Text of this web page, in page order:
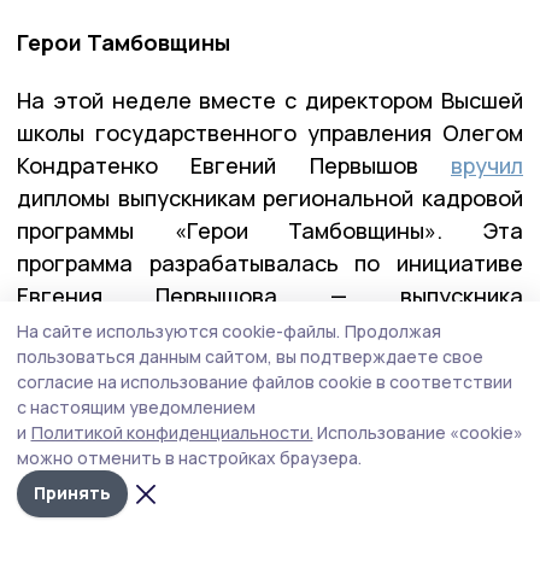
Герои Тамбовщины
На этой неделе вместе с директором Высшей
школы государственного управления Олегом
Кондратенко Евгений Первышов вручил
дипломы выпускникам региональной кадровой
программы «Герои Тамбовщины». Эта
программа разрабатывалась по инициативе
Евгения Первышова — выпускника
федеральной программы «Время героев», и
реализовывалась вместе с его коллегами по
программе — Алексеем Кондратьевым и
Константином Кутейниковым. Заявку в
программу подали почти 400 участников и
ветеранов СВО. После всех вступительных
испытаний участниками первого потока стали
На сайте используются cookie-файлы. Продолжая
пользоваться данным сайтом, вы подтверждаете свое
согласие на использование файлов cookie в соответствии
с настоящим уведомлением
и Политикой конфиденциальности. Использование «cookie»
можно отменить в настройках браузера.
Принять